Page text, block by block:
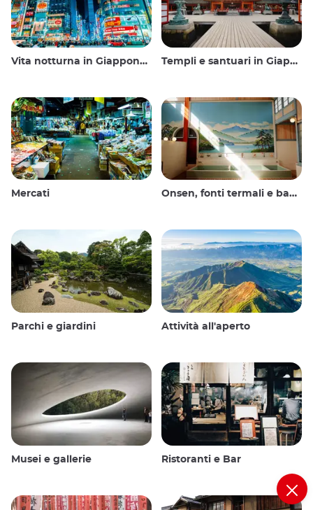
Vita notturna in Giappone: uscire, vedere e bere Templi e santuari in Giappone
Mercati Onsen, fonti termali e bagni pubblici
Parchi e giardini Attività all'aperto
Musei e gallerie Ristoranti e Bar